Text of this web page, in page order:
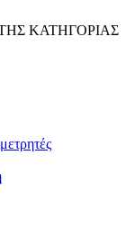
ΚΑΤΗΓΟΡΙΑΣ